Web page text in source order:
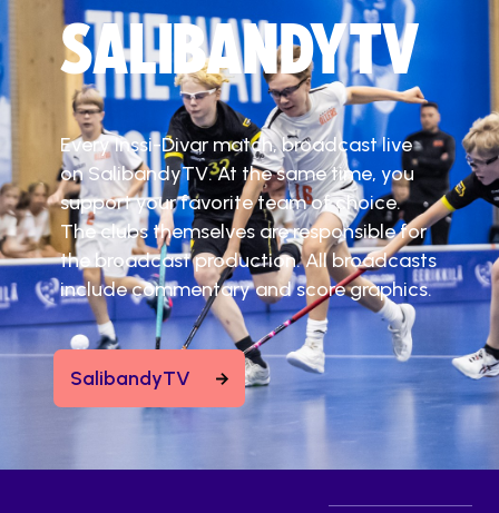
SALIBANDYTV
Every Inssi-Divar match, broadcast live
on SalibandyTV. At the same time, you
support your favorite team of choice.
The clubs themselves are responsible for
the broadcast production. All broadcasts
include commentary and score graphics.
SalibandyTV